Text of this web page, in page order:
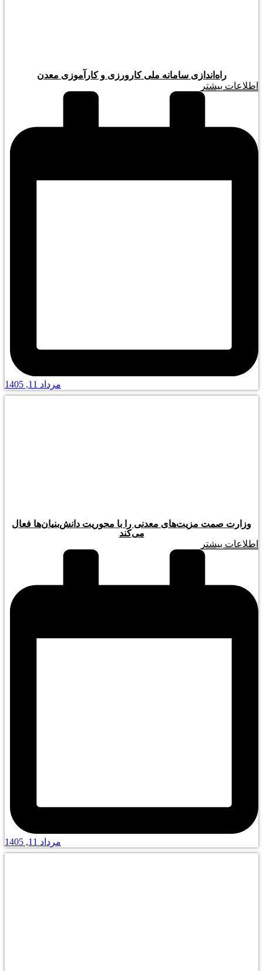
راه‌اندازی سامانه ملی کارورزی و کارآموزی معدن
اطلاعات بیشتر
مرداد 11, 1405
وزارت صمت مزیت‌های معدنی را با محوریت دانش‌بنیان‌ها فعال
می‌کند
اطلاعات بیشتر
مرداد 11, 1405